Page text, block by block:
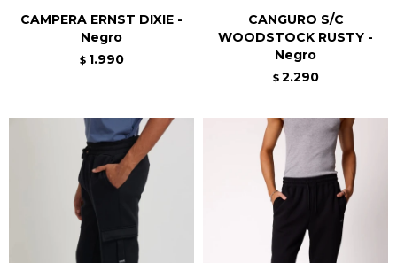
CAMPERA ERNST DIXIE -
Negro
$ 1.990
CANGURO S/C
WOODSTOCK RUSTY -
Negro
$ 2.290